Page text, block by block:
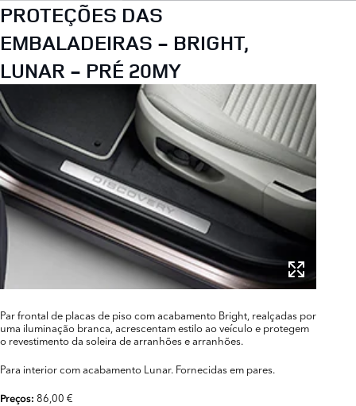
PROTEÇÕES DAS
EMBALADEIRAS - BRIGHT,
LUNAR - PRÉ 20MY
Par frontal de placas de piso com acabamento Bright, realçadas por
uma iluminação branca, acrescentam estilo ao veículo e protegem
o revestimento da soleira de arranhões e arranhões.
Para interior com acabamento Lunar. Fornecidas em pares.
Preços: 86,00 €